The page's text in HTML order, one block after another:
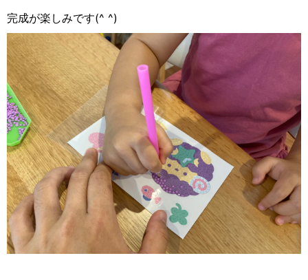
完成が楽しみです(^ ^)